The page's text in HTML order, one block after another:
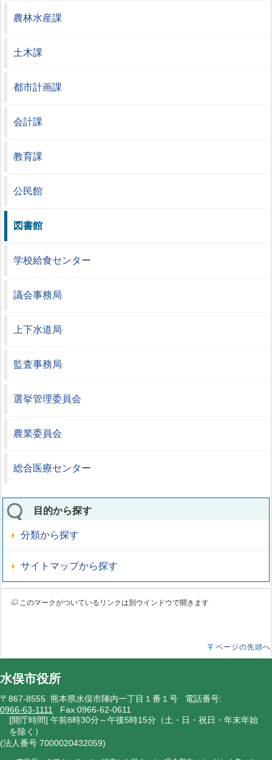
農林水産課
土木課
都市計画課
会計課
教育課
公民館
図書館
学校給食センター
議会事務局
上下水道局
監査事務局
選挙管理委員会
農業委員会
総合医療センター
目的から探す
分類から探す
サイトマップから探す
このマークがついているリンクは別ウインドウで開きます
ページの先頭へ
水俣市役所
〒867-8555 熊本県水俣市陣内一丁目１番１号 電話番号:
0966-63-1111 Fax:0966-62-0611
[開庁時間] 午前8時30分～午後5時15分（土・日・祝日・年末年始
を除く）
(法人番号 7000020432059)